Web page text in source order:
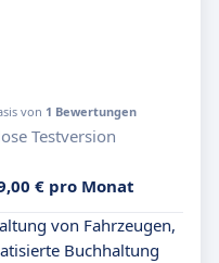
von 1 Bewertungen
Testversion
€ pro Monat
von Fahrzeugen,
Buchhaltung